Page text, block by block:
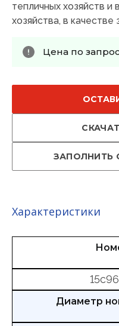
тепличных хозяйств и
хозяйства, в качестве
Цена по
ЗАПОЛНИТЬ
Характеристики
Диаметр